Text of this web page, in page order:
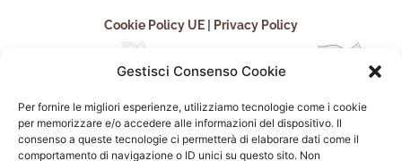
Gestisci Consenso Cookie
Per fornire le migliori esperienze, utilizziamo tecnologie come i cookie
per memorizzare e/o accedere alle informazioni del dispositivo. Il
consenso a queste tecnologie ci permetterà di elaborare dati come il
comportamento di navigazione o ID unici su questo sito. Non
Cookie Policy UE Privacy Policy